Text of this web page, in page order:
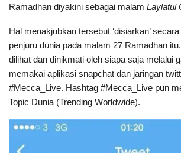
Ramadhan diyakini sebagai malam Laylatul
Hal menakjubkan tersebut ‘disiarkan’
penjuru dunia pada malam 27 Ramadhan
dilihat dan dinikmati oleh siapa saja melalui
memakai aplikasi snapchat dan jaringan
#Mecca_Live. Hashtag #Mecca_Live pun
Topic Dunia (Trending Worldwide).